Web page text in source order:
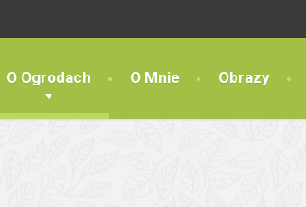
O Ogrodach O Mnie Obrazy